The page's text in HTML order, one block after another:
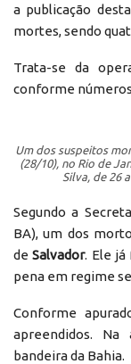
a publicação
mortes, sendo
Trata-se da
conforme
Um dos suspeitos
(28/10), no Rio de
Silva, de 26
Segundo a
BA), um dos
deSalvador. Ele
pena em regime
Conforme
apreendidos.
bandeira da Bahia.